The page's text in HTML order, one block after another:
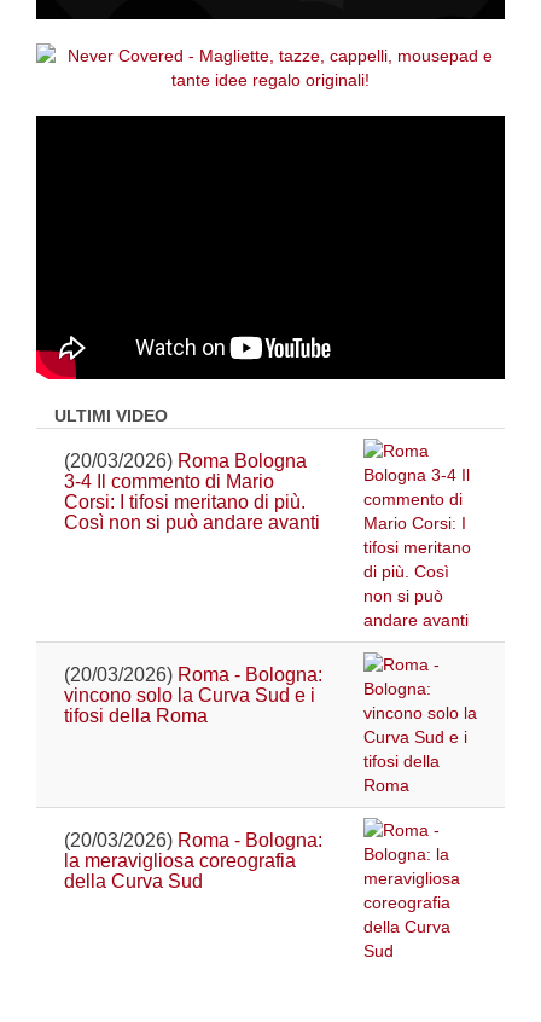
ULTIMI VIDEO
(20/03/2026) Roma Bologna
3-4 Il commento di Mario
Corsi: I tifosi meritano di più.
Così non si può andare avanti
(20/03/2026) Roma - Bologna:
vincono solo la Curva Sud e i
tifosi della Roma
(20/03/2026) Roma - Bologna:
la meravigliosa coreografia
della Curva Sud